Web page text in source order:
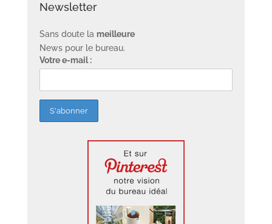
Newsletter
Sans doute la meilleure
News pour le bureau.
Votre e-mail :